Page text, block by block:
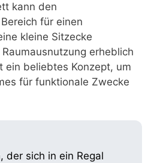
kann den
für einen
kleine Sitzecke
erheblich
ein beliebtes Konzept, um
für funktionale Zwecke
der sich in ein Regal